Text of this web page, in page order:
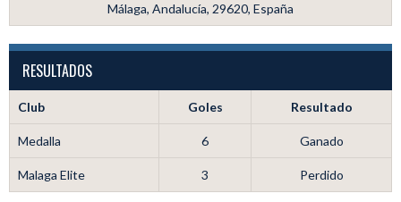
Málaga, Andalucía, 29620, España
RESULTADOS
Club Goles Resultado
Medalla 6 Ganado
Malaga Elite 3 Perdido